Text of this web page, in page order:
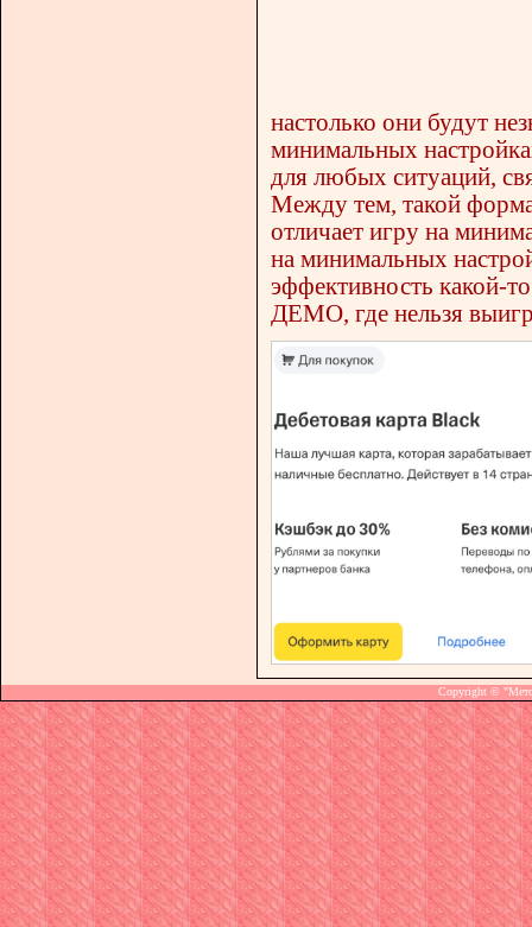
настолько они будут
минимальных
для любых ситуаций,
Между тем, такой
отличает игру на
на минимальных
эффективность какой-
ДЕМО, где нельзя
Copyright ©